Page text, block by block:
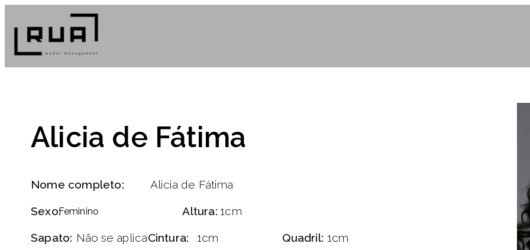
Alicia de Fátima
Nome completo: Alicia de Fátima
Sexo:Feminino Altura: 1cm
Sapato: Não se aplicaCintura: 1cm Quadril: 1cm